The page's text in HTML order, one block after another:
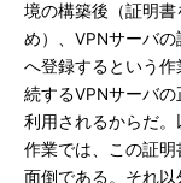
境の構築後（証明
め）、VPNサーバ
へ登録するという
続するVPNサーバ
利用されるからだ
作業では、この証明
面倒である。それ